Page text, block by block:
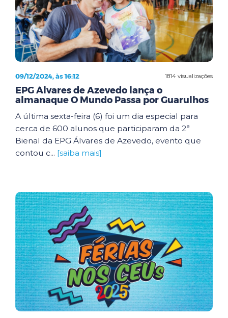
1814 visualizações
09/12/2024, às 16:12
EPG Álvares de Azevedo lança o
almanaque O Mundo Passa por Guarulhos
A última sexta-feira (6) foi um dia especial para
cerca de 600 alunos que participaram da 2ª
Bienal da EPG Álvares de Azevedo, evento que
contou c... [saiba mais]